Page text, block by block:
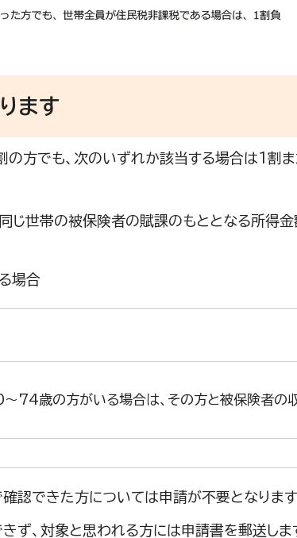
ます
方でも、次のいずれか該当する場合は1割
世帯の被保険者の賦課のもととなる所得
場合
74歳の方がいる場合は、その方と被保険者の
認できた方については申請が不要となります
ず、対象と思われる方には申請書を郵送しま